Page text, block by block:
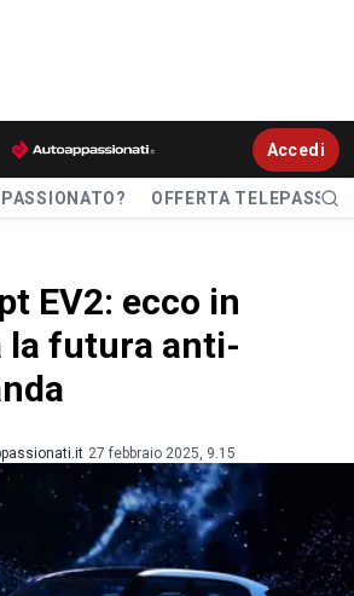
Accedi
OFFERTA TELEPASS
EV2: ecco in
la futura anti-
27 febbraio 2025, 9.15